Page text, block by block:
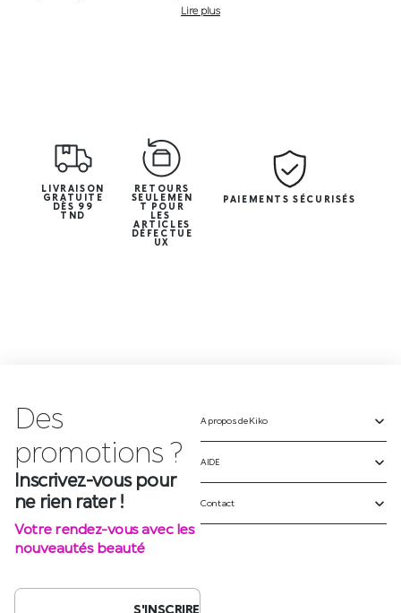
Lire plus
LIVRAISON
GRATUITE
DÈS 99
TND
RETOURS
SEULEMEN
T POUR
LES
ARTICLES
DÉFECTUE
UX
PAIEMENTS SÉCURISÉS
Des
Inscrivez-vous pour
ne rien rater !
Votre rendez-vous avec les
nouveautés beauté
A propos de Kiko
AIDE
Contact
SUIVEZ-NOUS SUR